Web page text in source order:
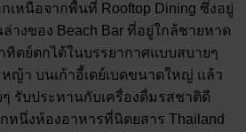
เหนือจากพื้นที่ Rooftop Dining ซึ่งอยู่
งของ Beach Bar ที่อยู่ใกล้ชายหาด
ทิตย์ตกได้ในบรรยากาศแบบสบายๆ
า บนเก้าอี้เดย์เบดขนาดใหญ่ แล้ว
รับประทานกับเครื่องดื่มรสชาติดี
กหนึ่งห้องอาหารที่นิตยสาร Thailand